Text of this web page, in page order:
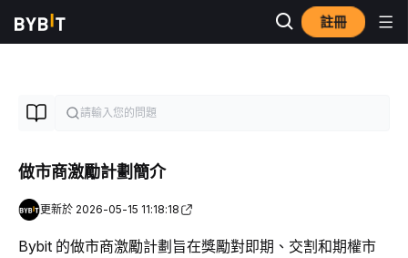
註冊
做市商激勵計劃簡介
更新於 2026-05-15 11:18:18
Bybit 的做市商激勵計劃旨在獎勵對即期、 交割 和期權市